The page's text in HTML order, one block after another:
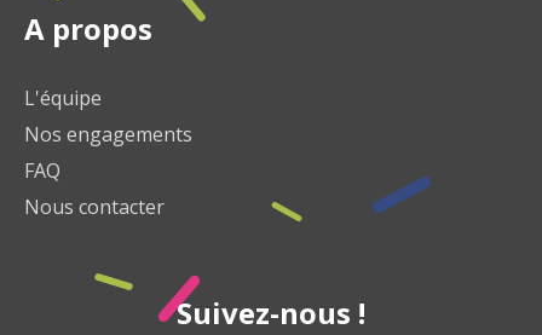
A propos
L'équipe
Nos engagements
FAQ
Nous contacter
Suivez-nous !